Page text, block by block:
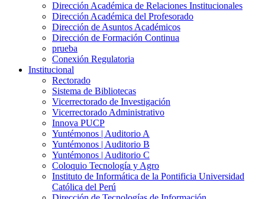
Dirección Académica de Relaciones Institucionales
Dirección Académica del Profesorado
Dirección de Asuntos Académicos
Dirección de Formación Continua
prueba
Conexión Regulatoria
Institucional
Rectorado
Sistema de Bibliotecas
Vicerrectorado de Investigación
Vicerrectorado Administrativo
Innova PUCP
Yuntémonos | Auditorio A
Yuntémonos | Auditorio B
Yuntémonos | Auditorio C
Coloquio Tecnología y Agro
Instituto de Informática de la Pontificia Universidad
Católica del Perú